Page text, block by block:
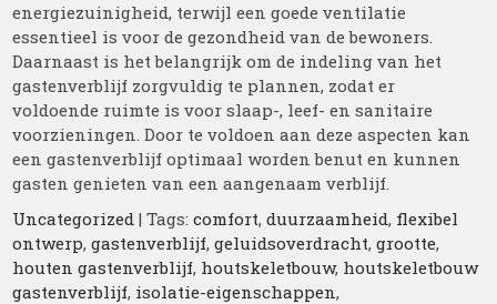
energiezuinigheid, terwijl een goede ventilatie
essentieel is voor de gezondheid van de bewoners.
Daarnaast is het belangrijk om de indeling van het
gastenverblijf zorgvuldig te plannen, zodat er
voldoende ruimte is voor slaap-, leef- en sanitaire
voorzieningen. Door te voldoen aan deze aspecten kan
een gastenverblijf optimaal worden benut en kunnen
gasten genieten van een aangenaam verblijf.
Uncategorized | Tags:comfort,duurzaamheid, flexibel
ontwerp,gastenverblijf,geluidsoverdracht,grootte,
houten gastenverblijf, houtskeletbouw, houtskeletbouw
gastenverblijf, isolatie-eigenschappen,